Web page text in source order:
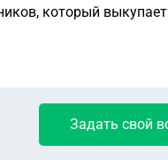
который
Задать свой